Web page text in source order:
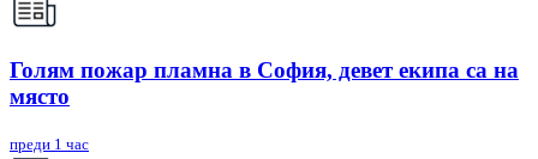
Голям пожар пламна в София, девет екипа са на
място
преди 1 час